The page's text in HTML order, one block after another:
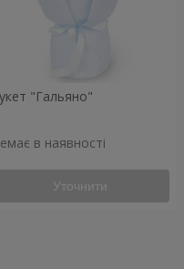
"Гальяно"
в наявності
Уточнити